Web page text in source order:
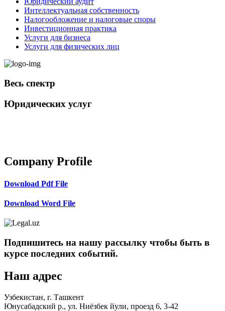
Интеллектуальная собственность
Налогообложение и налоговые споры
Инвестиционная практика
Услуги для бизнеса
Услуги для физических лиц
Весь спектр
Юридических услуг
Company Profile
Download Pdf File
Download Word File
Подпишитесь на нашу рассылку чтобы быть в
курсе последних событий.
Наш адрес
Узбекистан, г. Ташкент
Юнусабадский р., ул. Ниёзбек йули, проезд 6, 3-42